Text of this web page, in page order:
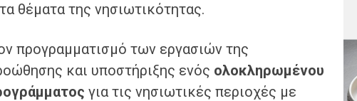
θέματα της νησιωτικότητας.
προγραμματισμό των εργασιών της
και υποστήριξης ενός ολοκληρωμένου
για τις νησιωτικές περιοχές με